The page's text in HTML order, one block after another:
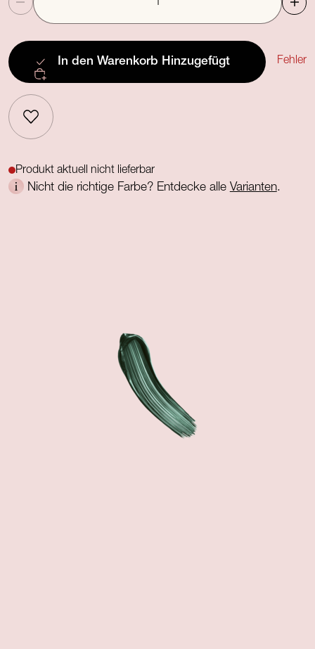
Anzahl
In den Warenkorb Hinzugefügt Fehler
Produkt aktuell nicht lieferbar
Nicht die richtige Farbe? Entdecke alle Varianten.